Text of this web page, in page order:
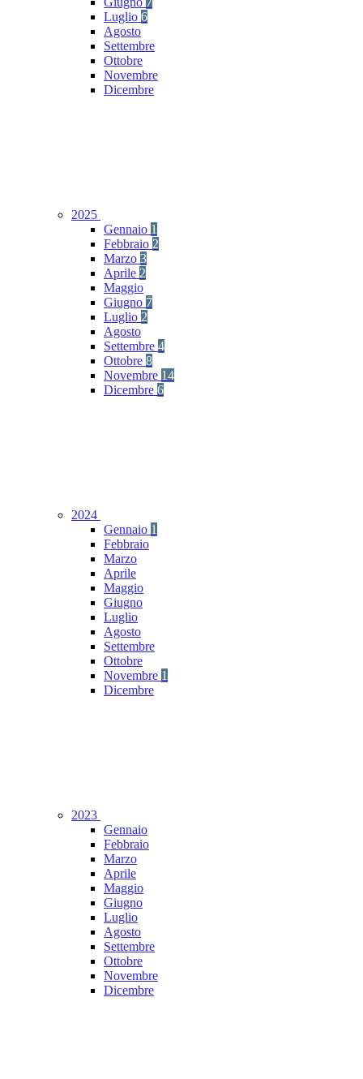
Luglio 6
Agosto
Settembre
Ottobre
Novembre
Dicembre
2025
Gennaio 1
Febbraio 2
Marzo 3
Aprile 2
Maggio
Giugno 7
Luglio 2
Agosto
Settembre 4
Ottobre 8
Novembre 14
Dicembre 6
2024
Gennaio 1
Febbraio
Marzo
Aprile
Maggio
Giugno
Luglio
Agosto
Settembre
Ottobre
Novembre 1
Dicembre
2023
Gennaio
Febbraio
Marzo
Aprile
Maggio
Giugno
Luglio
Agosto
Settembre
Ottobre
Novembre
Dicembre